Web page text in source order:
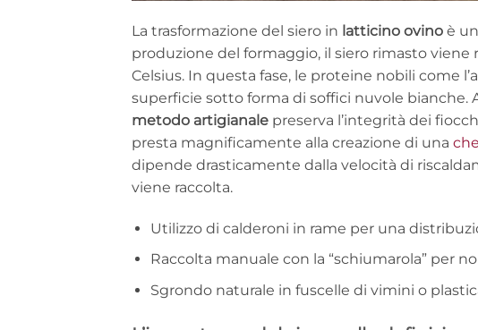
La trasformazione del siero in latticino ovino è
produzione del formaggio, il siero rimasto
Celsius. In questa fase, le proteine nobili come
superficie sotto forma di soffici nuvole bianche.
metodo artigianale preserva l’integrità dei
presta magnificamente alla creazione di una
dipende drasticamente dalla velocità di
viene raccolta.
Utilizzo di calderoni in rame per una
Raccolta manuale con la “schiumarola” per
Sgrondo naturale in fuscelle di vimini o